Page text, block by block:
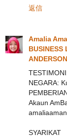
返信
Amalia
BUSINESS
NEGARA:
Akaun